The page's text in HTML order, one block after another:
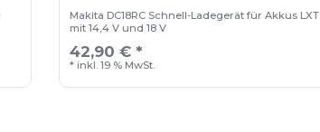
Makita DC18RC Schnell-Ladegerät für Akkus LXT
mit 14,4 V und 18 V
42,90 € *
* inkl. 19 % MwSt.